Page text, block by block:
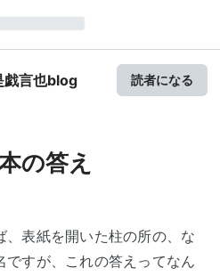
言也blog 読者になる
の答え
、表紙を開いた柱の所の、な
ですが、これの答えってなん